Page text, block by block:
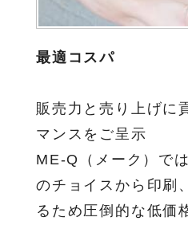
最適コスパ
販売力と売り上げに
マンスをご呈示
ME-Q（メーク）で
のチョイスから印刷
るため圧倒的な低価